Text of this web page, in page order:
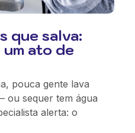
que salva:
um ato de
pouca gente lava
ou sequer tem água
alerta: o